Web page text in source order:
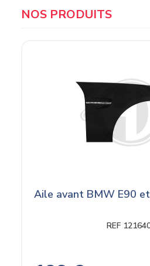
Aile avant BMW E90
REF